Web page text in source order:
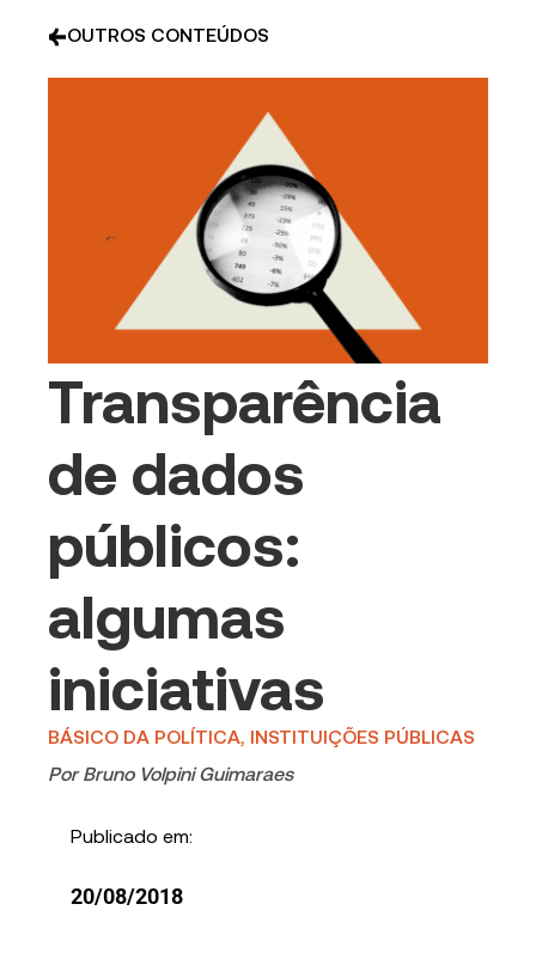
OUTROS CONTEÚDOS
Transparência
de dados
públicos:
algumas
iniciativas
BÁSICO DA POLÍTICA INSTITUIÇÕES PÚBLICAS
Por Bruno Volpini Guimaraes
Publicado em:
20/08/2018